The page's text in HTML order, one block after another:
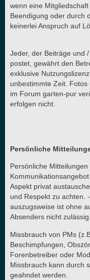
wenn eine
Beendigung oder durch
keinerlei Anspruch auf
Jeder, der Beiträge und
postet, gewährt den
exklusive
unbestimmte Zeit.
im Forum garten-pur
erfolgen nicht.
Persönliche
Persönliche
Aspekt privat
und Respekt zu achten.
auszugsweise ist ohne
Absenders nicht zulässig.
Missbrauch von PMs
Beschimpfungen,
Forenbetreiber oder
Missbrauch kann durch
geahndet werden.